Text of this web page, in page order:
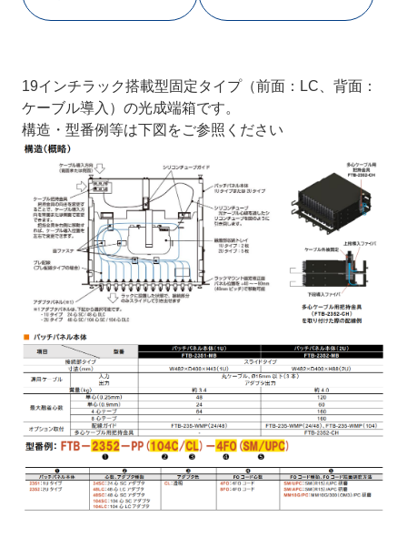
19インチラック搭載型固定タイプ（前面：LC、背面：
ケーブル導入）の光成端箱です。
構造・型番例等は下図をご参照ください